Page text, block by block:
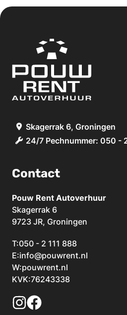
Skagerrak 6, Groningen
24/7 Pechnummer: 050 -
Contact
Pouw Rent Autoverhuur
Skagerrak 6
9723 JR, Groningen
T:050 - 2 111 888
E:info@pouwrent.nl
W:pouwrent.nl
KVK:76243338